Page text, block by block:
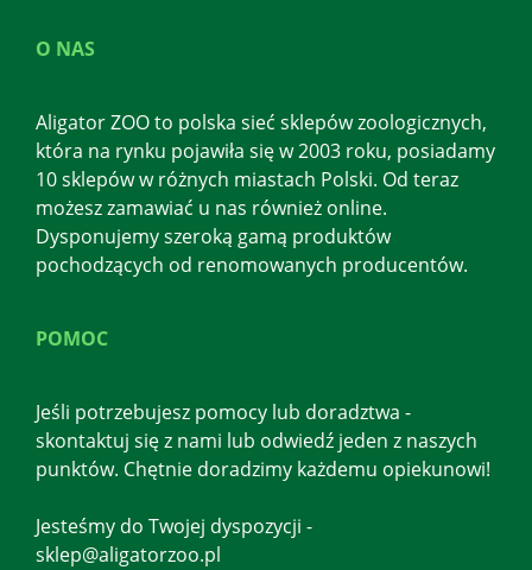
O NAS
Aligator ZOO to polska sieć sklepów zoologicznych,
która na rynku pojawiła się w 2003 roku, posiadamy
10 sklepów w różnych miastach Polski. Od teraz
możesz zamawiać u nas również online.
Dysponujemy szeroką gamą produktów
pochodzących od renomowanych producentów.
POMOC
Jeśli potrzebujesz pomocy lub doradztwa -
skontaktuj się z nami lub odwiedź jeden z naszych
punktów. Chętnie doradzimy każdemu opiekunowi!
Jesteśmy do Twojej dyspozycji -
sklep@aligatorzoo.pl